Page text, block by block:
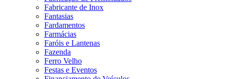
Fabricante de Inox
Fantasias
Fardamentos
Farmácias
Faróis e Lantenas
Fazenda
Ferro Velho
Festas e Eventos